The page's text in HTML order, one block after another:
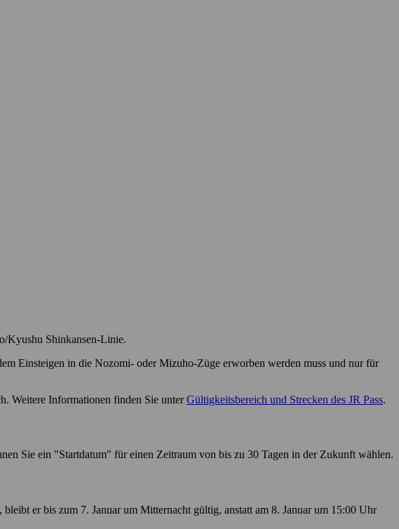
Kyushu Shinkansen-Linie.
Einsteigen in die Nozomi- oder Mizuho-Züge erworben werden muss und nur für
Weitere Informationen finden Sie unterGültigkeitsbereich und Strecken des JR Pass.
Sie ein "Startdatum" für einen Zeitraum von bis zu 30 Tagen in der Zukunft wählen.
er bis zum 7. Januar um Mitternacht gültig, anstatt am 8. Januar um 15:00 Uhr